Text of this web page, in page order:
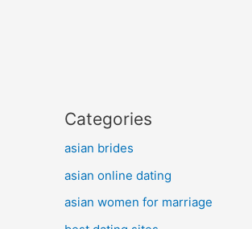
Categories
asian brides
asian online dating
asian women for marriage